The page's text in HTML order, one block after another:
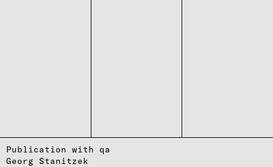
Publication with qa
Georg Stanitzek